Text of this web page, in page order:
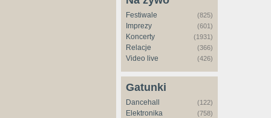
Festiwale (825)
Imprezy (601)
Koncerty (1931)
Relacje (366)
Video live (426)
Gatunki
Dancehall (122)
Elektronika (758)